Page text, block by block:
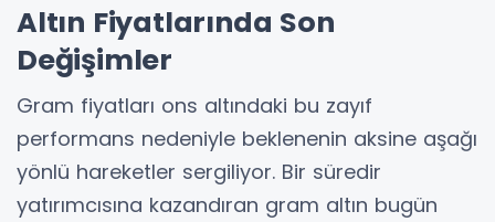
Altın Fiyatlarında Son
Değişimler
Gram fiyatları ons altındaki bu zayıf
performans nedeniyle beklenenin aksine aşağı
yönlü hareketler sergiliyor. Bir süredir
yatırımcısına kazandıran gram altın bugün